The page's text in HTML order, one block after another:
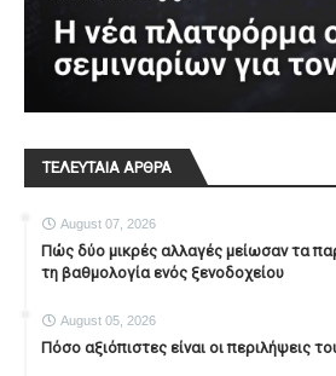
ΤΕΛΕΥΤΑΙΑ ΑΡΘΡΑ
August 07, 2026
Πώς δύο μικρές αλλαγές μείωσαν τα
τη βαθμολογία ενός ξενοδοχείου
August 05, 2026
Πόσο αξιόπιστες είναι οι περιλήψεις